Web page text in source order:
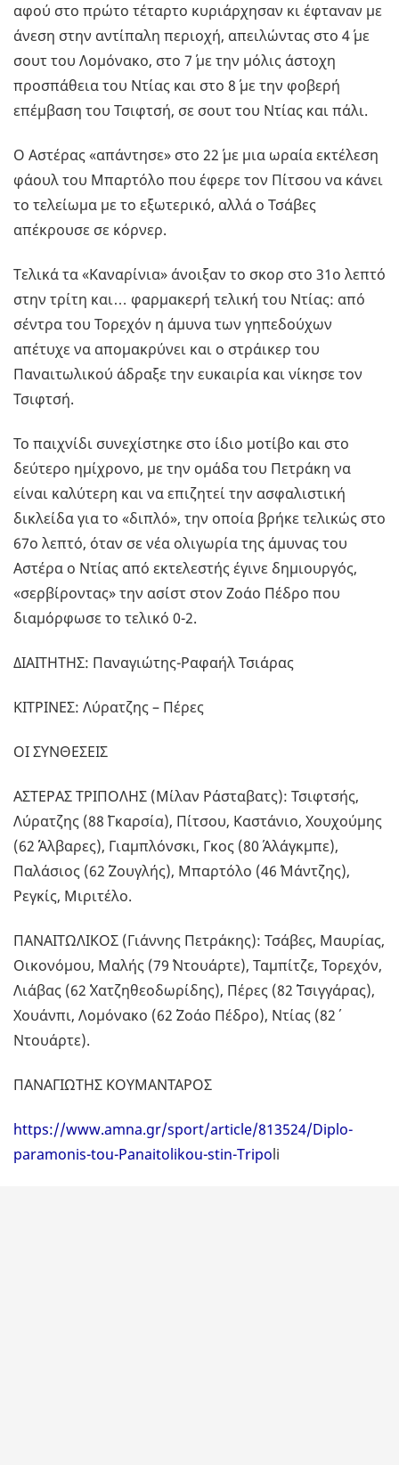
αφού στο πρώτο τέταρτο κυριάρχησαν κι έφταναν με
άνεση στην αντίπαλη περιοχή, απειλώντας στο 4΄ με
σουτ του Λομόνακο, στο 7΄ με την μόλις άστοχη
προσπάθεια του Ντίας και στο 8΄ με την φοβερή
επέμβαση του Τσιφτσή, σε σουτ του Ντίας και πάλι.
Ο Αστέρας «απάντησε» στο 22΄ με μια ωραία εκτέλεση
φάουλ του Μπαρτόλο που έφερε τον Πίτσου να κάνει
το τελείωμα με το εξωτερικό, αλλά ο Τσάβες
απέκρουσε σε κόρνερ.
Τελικά τα «Καναρίνια» άνοιξαν το σκορ στο 31ο λεπτό
στην τρίτη και… φαρμακερή τελική του Ντίας: από
σέντρα του Τορεχόν η άμυνα των γηπεδούχων
απέτυχε να απομακρύνει και ο στράικερ του
Παναιτωλικού άδραξε την ευκαιρία και νίκησε τον
Τσιφτσή.
Το παιχνίδι συνεχίστηκε στο ίδιο μοτίβο και στο
δεύτερο ημίχρονο, με την ομάδα του Πετράκη να
είναι καλύτερη και να επιζητεί την ασφαλιστική
δικλείδα για το «διπλό», την οποία βρήκε τελικώς στο
67ο λεπτό, όταν σε νέα ολιγωρία της άμυνας του
Αστέρα ο Ντίας από εκτελεστής έγινε δημιουργός,
«σερβίροντας» την ασίστ στον Ζοάο Πέδρο που
διαμόρφωσε το τελικό 0-2.
ΔΙΑΙΤΗΤΗΣ: Παναγιώτης-Ραφαήλ Τσιάρας
ΚΙΤΡΙΝΕΣ: Λύρατζης – Πέρες
ΟΙ ΣΥΝΘΕΣΕΙΣ
ΑΣΤΕΡΑΣ ΤΡΙΠΟΛΗΣ (Μίλαν Ράσταβατς): Τσιφτσής,
Λύρατζης (88΄ Γκαρσία), Πίτσου, Καστάνιο, Χουχούμης
(62΄ Άλβαρες), Γιαμπλόνσκι, Γκος (80΄ Αλάγκμπε),
Παλάσιος (62΄ Ζουγλής), Μπαρτόλο (46΄ Μάντζης),
Ρεγκίς, Μιριτέλο.
ΠΑΝΑΙΤΩΛΙΚΟΣ (Γιάννης Πετράκης): Τσάβες, Μαυρίας,
Οικονόμου, Μαλής (79΄ Ντουάρτε), Ταμπίτζε, Τορεχόν,
Λιάβας (62΄ Χατζηθεοδωρίδης), Πέρες (82΄ Τσιγγάρας),
Χουάνπι, Λομόνακο (62΄ Ζοάο Πέδρο), Ντίας (82΄
Ντουάρτε).
ΠΑΝΑΓΙΩΤΗΣ ΚΟΥΜΑΝΤΑΡΟΣ
https://www.amna.gr/sport/article/813524/Diplo-
paramonis-tou-Panaitolikou-stin-Tripoli